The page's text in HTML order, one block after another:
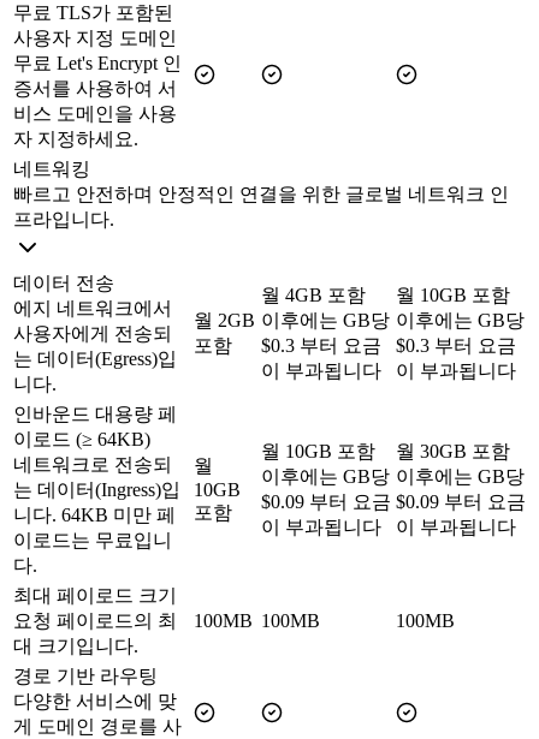
무료 TLS가 포함된
사용자 지정 도메인
무료 Let's Encrypt 인
증서를 사용하여 서
비스 도메인을 사용
자 지정하세요.
네트워킹
빠르고 안전하며 안정적인 연결을 위한 글로벌 네트워크 인
프라입니다.
데이터 전송
에지 네트워크에서
사용자에게 전송되
는 데이터(Egress)입
니다.
월 2GB
포함
월 4GB 포함
이후에는 GB당
$0.3 부터 요금
이 부과됩니다
월 10GB 포함
이후에는 GB당
$0.3 부터 요금
이 부과됩니다
인바운드 대용량 페
이로드 (≥ 64KB)
네트워크로 전송되
는 데이터(Ingress)입
니다. 64KB 미만 페
이로드는 무료입니
다.
월
10GB
포함
월 10GB 포함
이후에는 GB당
$0.09 부터 요금
이 부과됩니다
월 30GB 포함
이후에는 GB당
$0.09 부터 요금
이 부과됩니다
최대 페이로드 크기
요청 페이로드의 최
대 크기입니다.
100MB 100MB 100MB
경로 기반 라우팅
다양한 서비스에 맞
게 도메인 경로를 사